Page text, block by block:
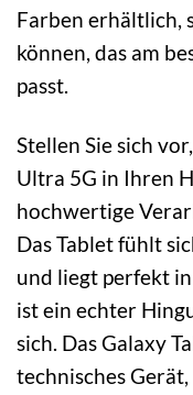
Farben erhältlich,
können, das am
passt.
Stellen Sie sich
Ultra 5G in Ihren
hochwertige
Das Tablet fühlt
und liegt perfekt
ist ein echter
sich. Das Galaxy
technisches